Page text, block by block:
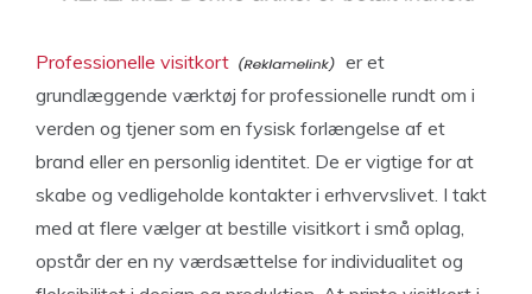
Professionelle visitkort
er et
grundlæggende værktøj for professionelle rundt om i
verden og tjener som en fysisk forlængelse af et
brand eller en personlig identitet. De er vigtige for at
skabe og vedligeholde kontakter i erhvervslivet. I takt
med at flere vælger at bestille visitkort i små oplag,
opstår der en ny værdsættelse for individualitet og